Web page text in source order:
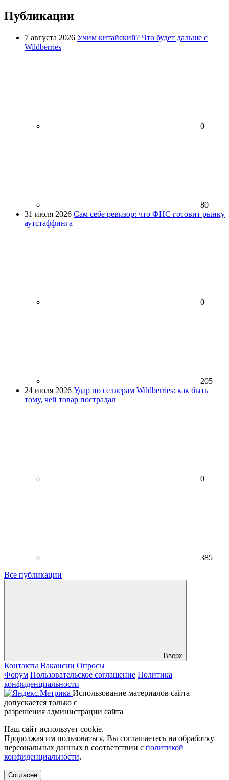
Публикации
7 августа 2026 Учим китайский? Что будет дальше с
Wildberries
0
80
31 июля 2026 Сам себе ревизор: что ФНС готовит рынку
аутстаффинга
0
205
24 июля 2026 Удар по селлерам Wildberries: как быть
тому, чей товар пострадал
0
385
Все публикации
Вверх
Контакты Вакансии Опросы
Форум Пользовательское соглашение Политика
конфиденциальности
Использование материалов сайта
допускается только с
разрешения администрации сайта
Наш сайт использует cookie.
Продолжая им пользоваться, Вы соглашаетесь на обработку
персональных данных в соответствии с политикой
конфиденциальности.
Согласен